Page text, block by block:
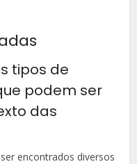
tipos de
podem ser
das
encontrados diversos